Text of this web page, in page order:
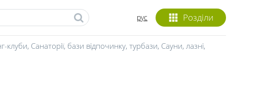
Розділи
рус
клуби, Санаторії, бази відпочинку, турбази, Сауни, лазні,